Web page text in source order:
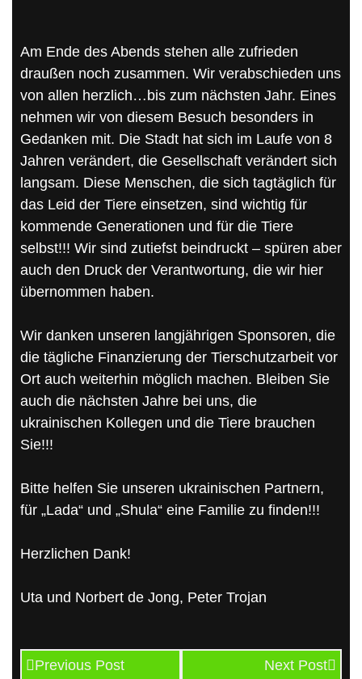
Am Ende des Abends stehen alle zufrieden
draußen noch zusammen. Wir verabschieden uns
von allen herzlich…bis zum nächsten Jahr. Eines
nehmen wir von diesem Besuch besonders in
Gedanken mit. Die Stadt hat sich im Laufe von 8
Jahren verändert, die Gesellschaft verändert sich
langsam. Diese Menschen, die sich tagtäglich für
das Leid der Tiere einsetzen, sind wichtig für
kommende Generationen und für die Tiere
selbst!!! Wir sind zutiefst beindruckt – spüren aber
auch den Druck der Verantwortung, die wir hier
übernommen haben.
Wir danken unseren langjährigen Sponsoren, die
die tägliche Finanzierung der Tierschutzarbeit vor
Ort auch weiterhin möglich machen. Bleiben Sie
auch die nächsten Jahre bei uns, die
ukrainischen Kollegen und die Tiere brauchen
Sie!!!
Bitte helfen Sie unseren ukrainischen Partnern,
für „Lada“ und „Shula“ eine Familie zu finden!!!
Herzlichen Dank!
Uta und Norbert de Jong, Peter Trojan
Previous Post Next Post